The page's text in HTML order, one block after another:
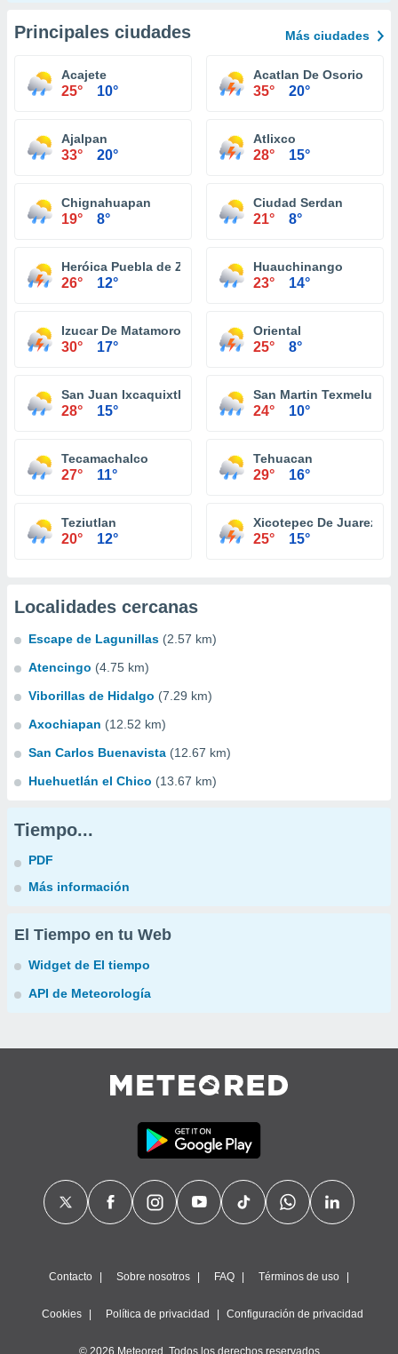
Principales ciudades Más ciudades
Acajete
25° 10°
Acatlan De Osorio
35° 20°
Ajalpan
33° 20°
Atlixco
28° 15°
Chignahuapan
19° 8°
Ciudad Serdan
21° 8°
Heróica Puebla de Zaragoza
26° 12°
Huauchinango
23° 14°
Izucar De Matamoros
30° 17°
Oriental
25° 8°
San Juan Ixcaquixtla
28° 15°
San Martin Texmelucan
24° 10°
Tecamachalco
27° 11°
Tehuacan
29° 16°
Teziutlan
20° 12°
Xicotepec De Juarez
25° 15°
Localidades cercanas
Escape de Lagunillas (2.57 km)
Atencingo (4.75 km)
Viborillas de Hidalgo (7.29 km)
Axochiapan (12.52 km)
San Carlos Buenavista (12.67 km)
Huehuetlán el Chico (13.67 km)
Tiempo...
PDF
Más información
El Tiempo en tu Web
Widget de El tiempo
API de Meteorología
Contacto Sobre nosotros FAQ Términos de uso
Cookies Política de privacidad Configuración de privacidad
© 2026 Meteored. Todos los derechos reservados